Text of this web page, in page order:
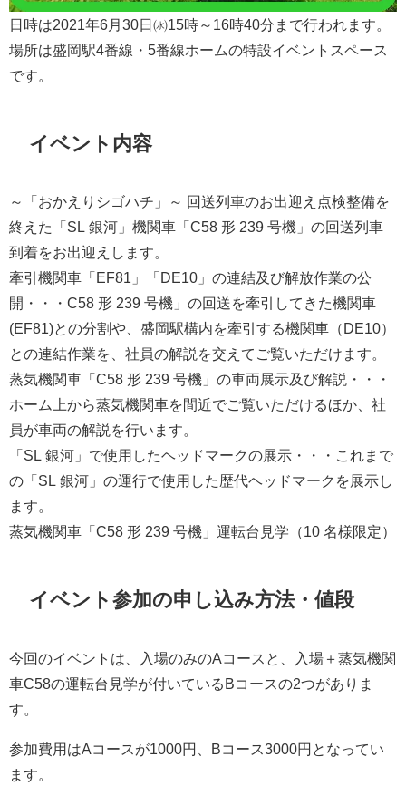
日時は2021年6月30日㈬15時～16時40分まで行われます。
場所は盛岡駅4番線・5番線ホームの特設イベントスペース
です。
イベント内容
～「おかえりシゴハチ」～ 回送列車のお出迎え点検整備を
終えた「SL 銀河」機関車「C58 形 239 号機」の回送列車
到着をお出迎えします。
牽引機関車「EF81」「DE10」の連結及び解放作業の公
開・・・C58 形 239 号機」の回送を牽引してきた機関車
(EF81)との分割や、盛岡駅構内を牽引する機関車（DE10）
との連結作業を、社員の解説を交えてご覧いただけます。
蒸気機関車「C58 形 239 号機」の車両展示及び解説・・・
ホーム上から蒸気機関車を間近でご覧いただけるほか、社
員が車両の解説を行います。
「SL 銀河」で使用したヘッドマークの展示・・・これまで
の「SL 銀河」の運行で使用した歴代ヘッドマークを展示し
ます。
蒸気機関車「C58 形 239 号機」運転台見学（10 名様限定）
イベント参加の申し込み方法・値段
今回のイベントは、入場のみのAコースと、入場＋蒸気機関
車C58の運転台見学が付いているBコースの2つがありま
す。
参加費用はAコースが1000円、Bコース3000円となってい
ます。